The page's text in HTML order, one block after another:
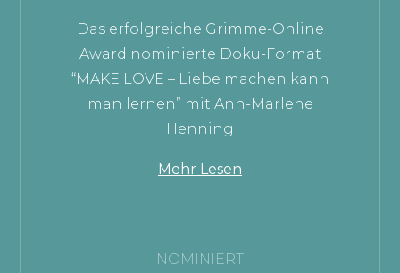
Das erfolgreiche Grimme-Online
Award nominierte Doku-Format
“MAKE LOVE – Liebe machen kann
man lernen” mit Ann-Marlene
Henning
Mehr Lesen
NOMINIERT